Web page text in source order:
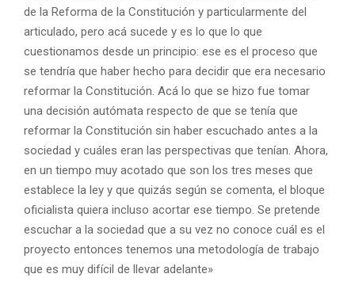
de la Reforma de la Constitución y particularmente del
articulado, pero acá sucede y es lo que lo que
cuestionamos desde un principio: ese es el proceso que
se tendría que haber hecho para decidir que era necesario
reformar la Constitución. Acá lo que se hizo fue tomar
una decisión autómata respecto de que se tenía que
reformar la Constitución sin haber escuchado antes a la
sociedad y cuáles eran las perspectivas que tenían. Ahora,
en un tiempo muy acotado que son los tres meses que
establece la ley y que quizás según se comenta, el bloque
oficialista quiera incluso acortar ese tiempo. Se pretende
escuchar a la sociedad que a su vez no conoce cuál es el
proyecto entonces tenemos una metodología de trabajo
que es muy difícil de llevar adelante»